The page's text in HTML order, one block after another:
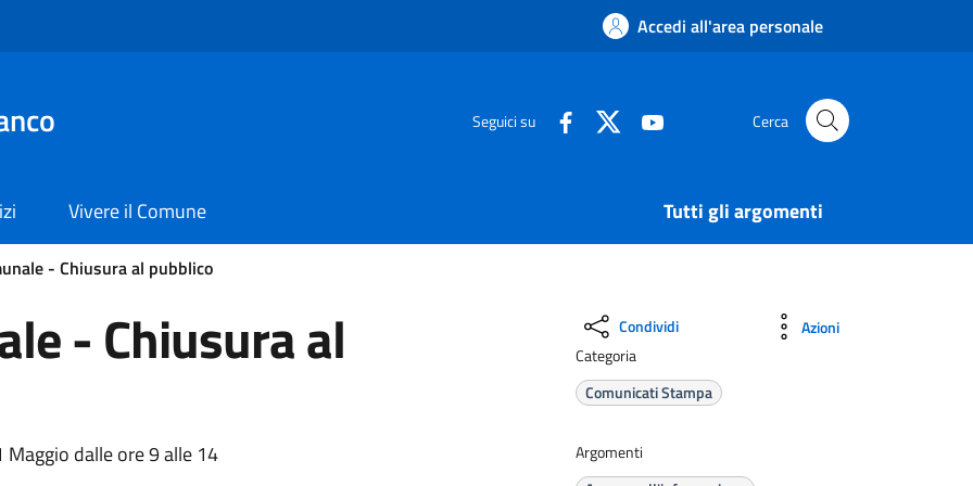
Accedi all'area personale
Seguici su Cerca
Vivere il Comune Tutti gli argomenti
- Chiusura al pubblico
- Chiusura al
dalle ore 9 alle 14
Argomenti
Categoria
Comunicati Stampa
Condividi Azioni